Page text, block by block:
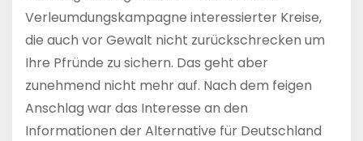
Verleumdungskampagne interessierter Kreise,
die auch vor Gewalt nicht zurückschrecken um
Ihre Pfründe zu sichern. Das geht aber
zunehmend nicht mehr auf. Nach dem feigen
Anschlag war das Interesse an den
Informationen der Alternative für Deutschland